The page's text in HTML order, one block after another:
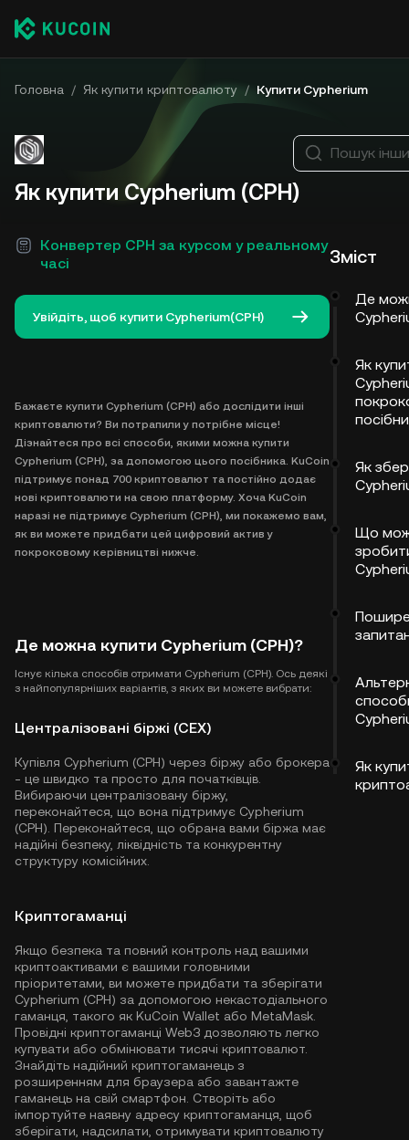
Головна / Як купити криптовалюту / Купити Cypherium
Як купити Cypherium (CPH)
Конвертер CPH за курсом у реальному
часі
Увійдіть, щоб купити Cypherium(CPH)
Бажаєте купити Cypherium (CPH) або дослідити інші
криптовалюти? Ви потрапили у потрібне місце!
Дізнайтеся про всі способи, якими можна купити
Cypherium (CPH), за допомогою цього посібника. KuCoin
підтримує понад 700 криптовалют та постійно додає
нові криптовалюти на свою платформу. Хоча KuCoin
наразі не підтримує Cypherium (CPH), ми покажемо вам,
як ви можете придбати цей цифровий актив у
покроковому керівництві нижче.
Де можна купити Cypherium (CPH)?
Існує кілька способів отримати Cypherium (CPH). Ось деякі
з найпопулярніших варіантів, з яких ви можете вибрати:
Централізовані біржі (CEX)
Купівля Cypherium (CPH) через біржу або брокера
- це швидко та просто для початківців.
Вибираючи централізовану біржу,
переконайтеся, що вона підтримує Cypherium
(CPH). Переконайтеся, що обрана вами біржа має
надійні безпеку, ліквідність та конкурентну
структуру комісійних.
Криптогаманці
Якщо безпека та повний контроль над вашими
криптоактивами є вашими головними
пріоритетами, ви можете придбати та зберігати
Cypherium (CPH) за допомогою некастодіального
гаманця, такого як KuCoin Wallet або MetaMask.
Провідні криптогаманці Web3 дозволяють легко
купувати або обмінювати тисячі криптовалют.
Знайдіть надійний криптогаманець з
розширенням для браузера або завантажте
гаманець на свій смартфон. Створіть або
імпортуйте наявну адресу криптогаманця, щоб
зберігати, надсилати, отримувати криптовалюту
Пошук
Зміст
Де
Як
Як
Що
Як